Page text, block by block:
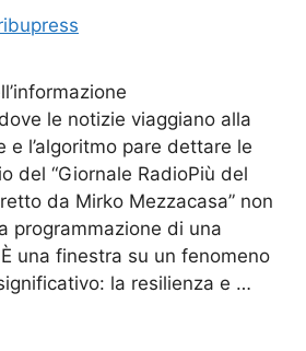
le notizie viaggiano alla
e l’algoritmo pare dettare le
del “Giornale RadioPiù del
da Mirko Mezzacasa” non
programmazione di una
una finestra su un fenomeno
la resilienza e …